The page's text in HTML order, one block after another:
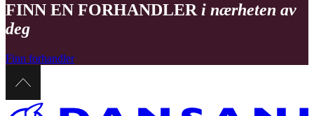
FINN EN FORHANDLER i nærheten av
deg
Finn forhandler